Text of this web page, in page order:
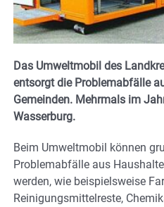
Das Umweltmobil des
entsorgt die Problemabfälle
Gemeinden. Mehrmals im
Wasserburg.
Beim Umweltmobil können
Problemabfälle aus
werden, wie beispielsweise
Reinigungsmittelreste,